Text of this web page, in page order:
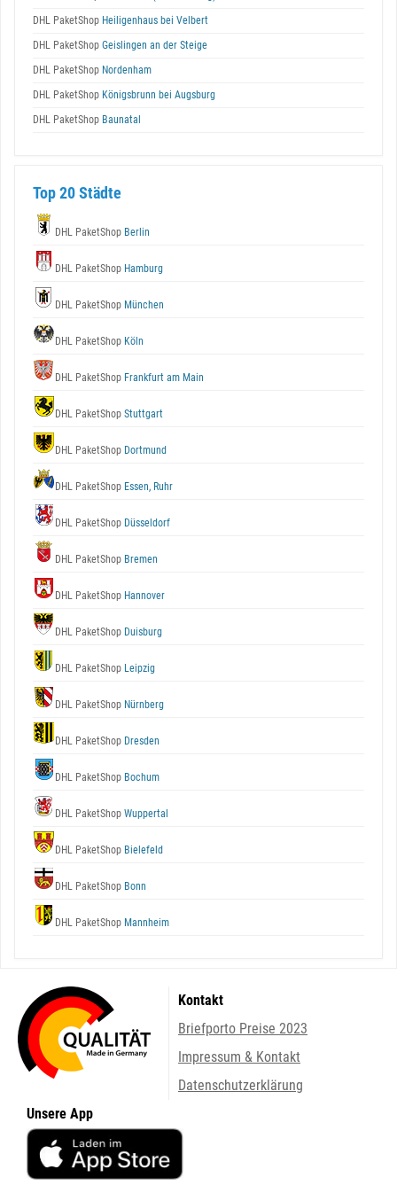
DHL PaketShop Heiligenhaus bei Velbert
DHL PaketShop Geislingen an der Steige
DHL PaketShop Nordenham
DHL PaketShop Königsbrunn bei Augsburg
DHL PaketShop Baunatal
Top 20 Städte
DHL PaketShop Berlin
DHL PaketShop Hamburg
DHL PaketShop München
DHL PaketShop Köln
DHL PaketShop Frankfurt am Main
DHL PaketShop Stuttgart
DHL PaketShop Dortmund
DHL PaketShop Essen, Ruhr
DHL PaketShop Düsseldorf
DHL PaketShop Bremen
DHL PaketShop Hannover
DHL PaketShop Duisburg
DHL PaketShop Leipzig
DHL PaketShop Nürnberg
DHL PaketShop Dresden
DHL PaketShop Bochum
DHL PaketShop Wuppertal
DHL PaketShop Bielefeld
DHL PaketShop Bonn
DHL PaketShop Mannheim
Kontakt
Briefporto Preise 2023
Impressum & Kontakt
Datenschutzerklärung
Unsere App